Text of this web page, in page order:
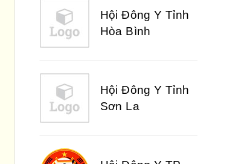
Hội Đông Y Tỉnh
Hòa Bình
Hội Đông Y Tỉnh
Sơn La